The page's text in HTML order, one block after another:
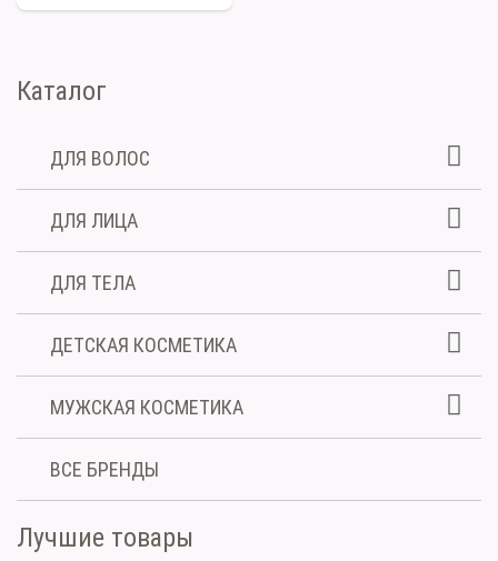
Каталог
ДЛЯ ВОЛОС
ДЛЯ ЛИЦА
ДЛЯ ТЕЛА
ДЕТСКАЯ КОСМЕТИКА
МУЖСКАЯ КОСМЕТИКА
ВСЕ БРЕНДЫ
Лучшие товары